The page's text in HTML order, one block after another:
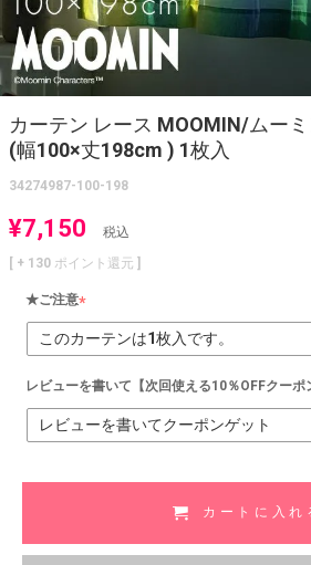
カーテン レース MOOMIN/ムー
(幅100×丈198cm ) 1枚入
34274987-100-198
¥7,150
税込
[ + 130 ポイント還元 ]
★ご注意
(
必
)
レビューを書いて【次回使える10％OFFクーポ
カートに入れ